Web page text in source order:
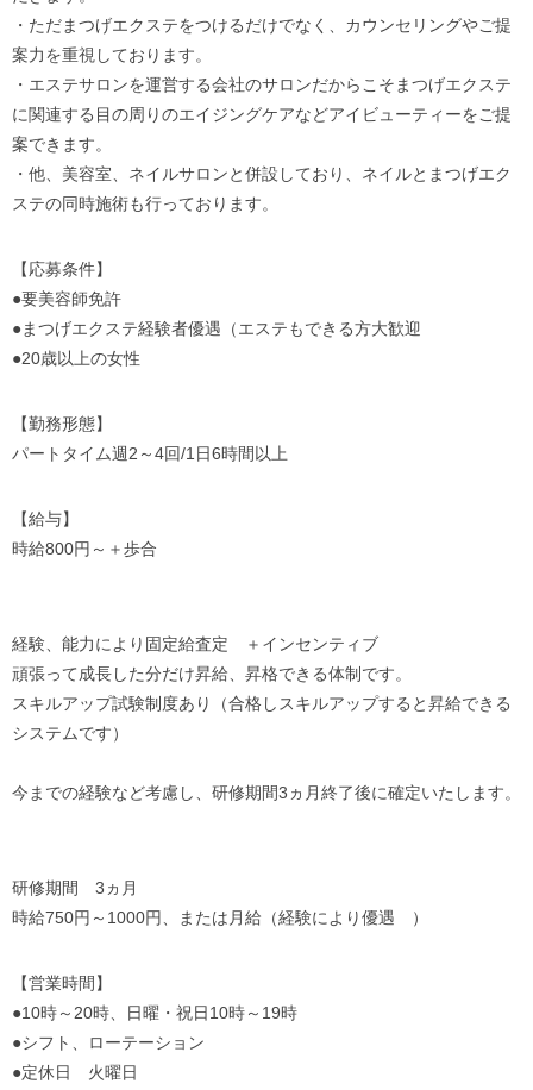
・ただまつげエクステをつけるだけでなく、カウンセリングやご提
案力を重視しております。
・エステサロンを運営する会社のサロンだからこそまつげエクステ
に関連する目の周りのエイジングケアなどアイビューティーをご提
案できます。
・他、美容室、ネイルサロンと併設しており、ネイルとまつげエク
ステの同時施術も行っております。
【応募条件】
●要美容師免許
●まつげエクステ経験者優遇（エステもできる方大歓迎
●20歳以上の女性
【勤務形態】
パートタイム週2～4回/1日6時間以上
【給与】
時給800円～＋歩合
経験、能力により固定給査定 ＋インセンティブ
頑張って成長した分だけ昇給、昇格できる体制です。
スキルアップ試験制度あり（合格しスキルアップすると昇給できる
システムです）
今までの経験など考慮し、研修期間3ヵ月終了後に確定いたします。
研修期間 3ヵ月
時給750円～1000円、または月給（経験により優遇 ）
【営業時間】
●10時～20時、日曜・祝日10時～19時
●シフト、ローテーション
●定休日 火曜日